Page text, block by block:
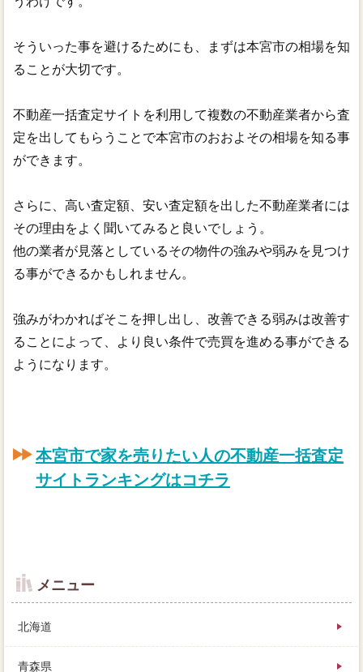
そういった事を避けるためにも、まずは本宮市の相場を知
ることが大切です。
不動産一括査定サイトを利用して複数の不動産業者から査
定を出してもらうことで本宮市のおおよその相場を知る事
ができます。
さらに、高い査定額、安い査定額を出した不動産業者には
その理由をよく聞いてみると良いでしょう。
他の業者が見落としているその物件の強みや弱みを見つけ
る事ができるかもしれません。
強みがわかればそこを押し出し、改善できる弱みは改善す
ることによって、より良い条件で売買を進める事ができる
ようになります。
本宮市で家を売りたい人の不動産一括査定
サイトランキングはコチラ
メニュー
北海道
青森県